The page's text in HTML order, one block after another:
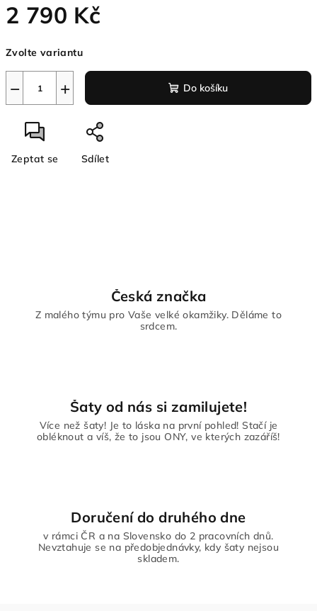
2 790 Kč
cena:
Zvolte variantu
+
− Do košíku
Zeptat se Sdílet
Česká značka
Z malého týmu pro Vaše velké okamžiky. Děláme to
srdcem.
Šaty od nás si zamilujete!
Více než šaty! Je to láska na první pohled! Stačí je
obléknout a víš, že to jsou ONY, ve kterých zazáříš!
Doručení do druhého dne
v rámci ČR a na Slovensko do 2 pracovních dnů.
Nevztahuje se na předobjednávky, kdy šaty nejsou
skladem.